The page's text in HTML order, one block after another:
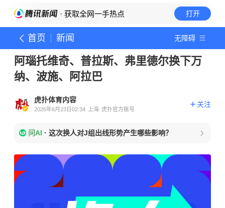
· 获取全网一手热点 打开
首页 新闻 无障碍
阿瑙托维奇、普拉斯、弗里德尔换下万
纳、波施、阿拉巴
虎扑体育内容
2026年6月23日02:34 上海 虎扑官方账号
关注
问AI · 这次换人对J组出线形势产生哪些影响？